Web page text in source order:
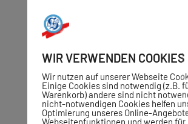
WIR VERWENDEN COOKIES
Wir nutzen auf unserer Webseite
Einige Cookies sind notwendig (z.B.
Warenkorb) andere sind nicht
nicht-notwendigen Cookies helfen
Optimierung unseres Online-
Webseitenfunktionen und werden für